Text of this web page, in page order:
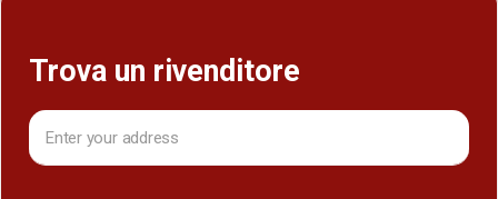
Trova un rivenditore